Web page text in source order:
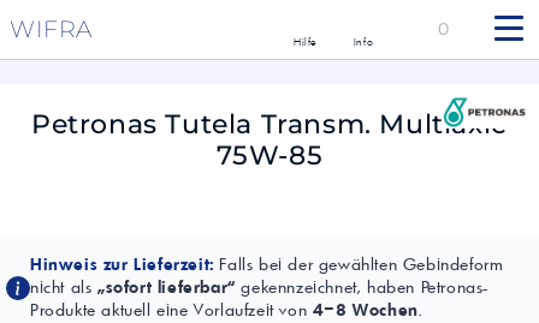
WIFRA Hilfe Info
0
Petronas Tutela Transm. Multiaxle
75W-85
Hinweis zur Lieferzeit: Falls bei der gewählten Gebindeform
nicht als „sofort lieferbar“ gekennzeichnet, haben Petronas-
Produkte aktuell eine Vorlaufzeit von 4–8 Wochen.